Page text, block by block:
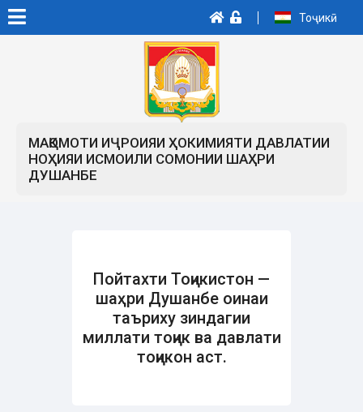
Тоҷикӣ
МАҚОМОТИ ИҶРОИЯИ ҲОКИМИЯТИ ДАВЛАТИИ
НОҲИЯИ ИСМОИЛИ СОМОНИИ ШАҲРИ
ДУШАНБЕ
Пойтахти Тоҷикистон —
шаҳри Душанбе оинаи
таъриху зиндагии
миллати тоҷик ва давлати
тоҷикон аст.